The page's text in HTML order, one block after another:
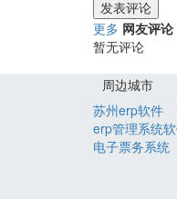
更多 网友评论
暂无评论
周边城市
苏州erp软件
erp管理系统
电子票务系统